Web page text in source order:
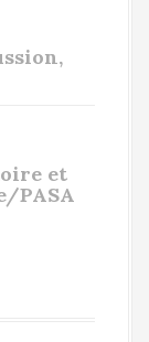
et
PASA